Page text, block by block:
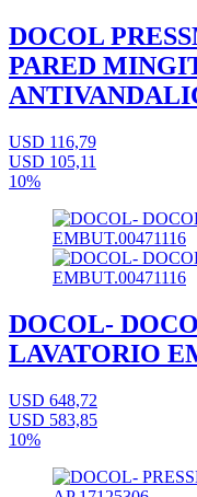
DOCOL
PARED
USD 116,79
USD 105,11
10%
DOCOL-
LAVATORIO
USD 648,72
USD 583,85
10%